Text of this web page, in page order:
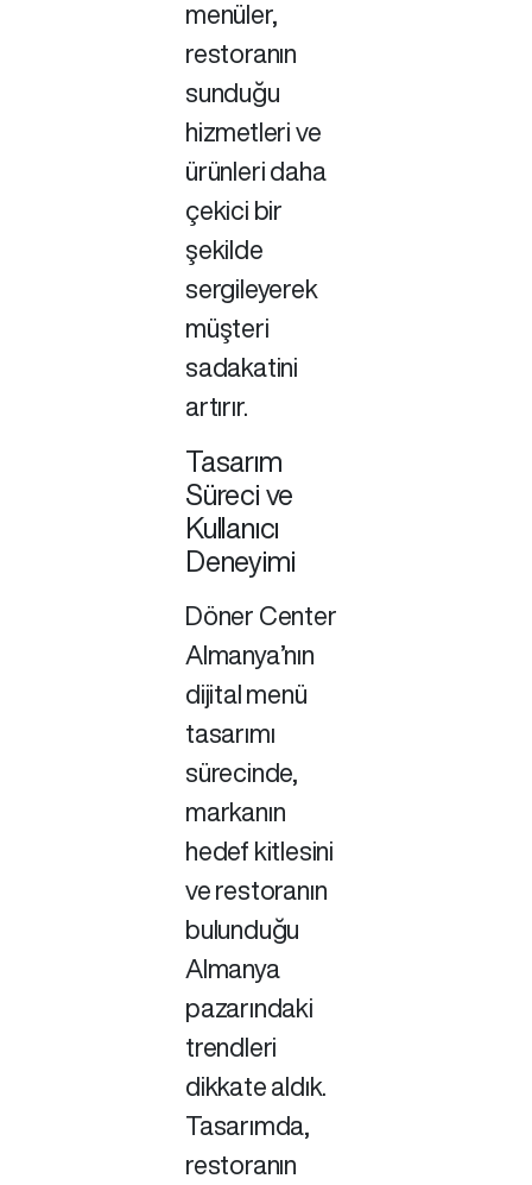
menüler,
restoranın
sunduğu
hizmetleri ve
ürünleri daha
çekici bir
şekilde
sergileyerek
müşteri
sadakatini
artırır.
Tasarım
Süreci ve
Kullanıcı
Deneyimi
Döner Center
Almanya’nın
dijital menü
tasarımı
sürecinde,
markanın
hedef kitlesini
ve restoranın
bulunduğu
Almanya
pazarındaki
trendleri
dikkate aldık.
Tasarımda,
restoranın